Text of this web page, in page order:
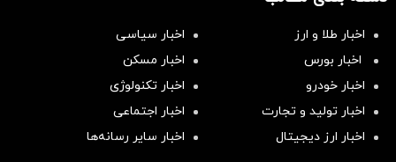
اخبار طلا و ارز
اخبار سیاسی
اخبار بورس
اخبار مسکن
اخبار خودرو
اخبار تکنولوژی
اخبار تولید و تجارت
اخبار اجتماعی
اخبار ارز دیجیتال
اخبار سایر رسانه‌‌ها